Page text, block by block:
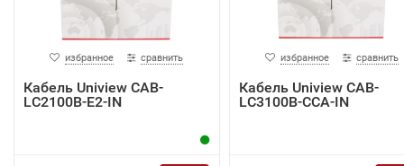
избранное сравнить
Кабель Uniview CAB-
LC2100B-E2-IN
избранное сравнить
Кабель Uniview CAB-
LC3100B-CCA-IN